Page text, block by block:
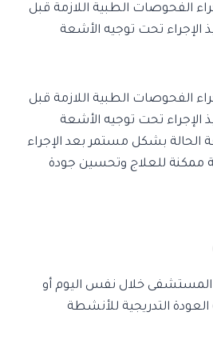
الفحوصات الطبية اللازمة قبل
الإجراء تحت توجيه الأشعة
الفحوصات الطبية اللازمة قبل
الإجراء تحت توجيه الأشعة
الحالة بشكل مستمر بعد الإجراء
ممكنة للعلاج وتحسين جودة
المستشفى خلال نفس اليوم أو
العودة التدريجية للأنشطة